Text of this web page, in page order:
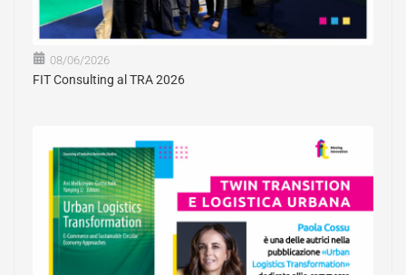
08/06/2026
FIT Consulting al TRA 2026